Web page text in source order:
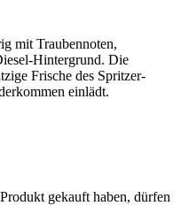
mit Traubennoten,
Hintergrund. Die
Frische des Spritzer-
einlädt.
gekauft haben, dürfen